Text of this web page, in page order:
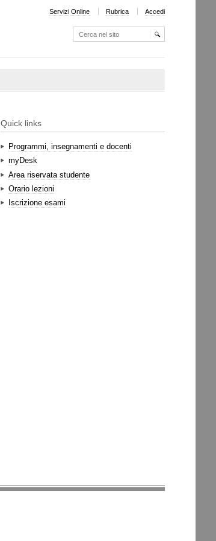
Servizi Online Rubrica Accedi
Cerca nel sito
Quick links
Programmi, insegnamenti e docenti
myDesk
Area riservata studente
Orario lezioni
Iscrizione esami